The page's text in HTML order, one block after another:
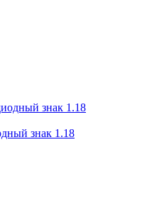
знак 1.18